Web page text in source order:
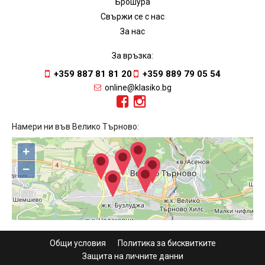
Свържи се с нас
За нас
За връзка:
+359 887 81 81 20 +359 889 79 05 54
online@klasiko.bg
Намери ни във Велико Търново:
+
−
Общи условия
Политика за бисквитките
Защита на личните данни